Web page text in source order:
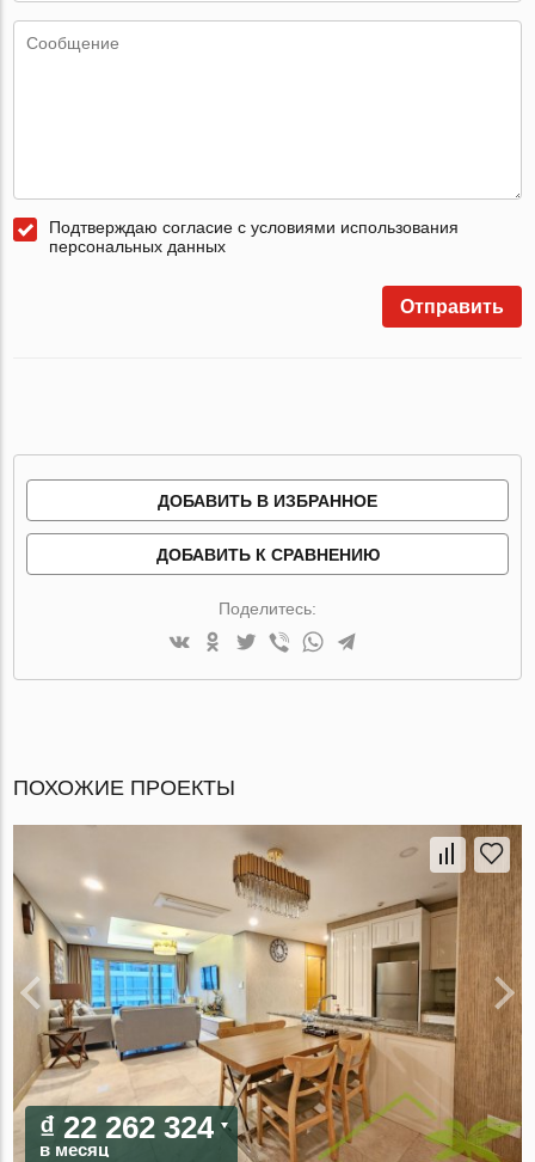
Подтверждаю согласие с условиями использования
персональных данных
Отправить
ДОБАВИТЬ В ИЗБРАННОЕ
ДОБАВИТЬ К СРАВНЕНИЮ
Поделитесь:
ПОХОЖИЕ ПРОЕКТЫ
₫ 22 262 324
в месяц